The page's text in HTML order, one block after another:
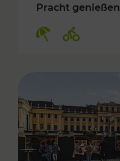
Pracht genießen